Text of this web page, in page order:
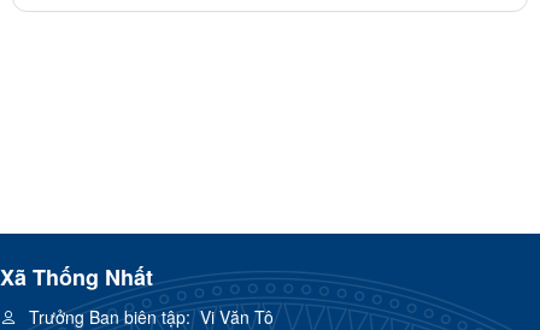
Xã Thống Nhất
Trưởng Ban biên tập:Vi Văn Tô